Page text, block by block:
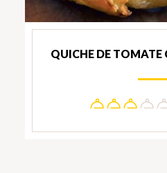
QUICHE DE